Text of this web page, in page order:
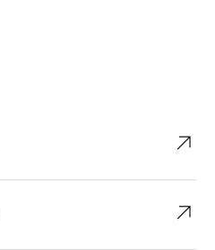
↗︎
↗︎